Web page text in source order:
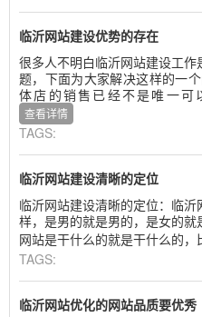
临沂网站建设优势的存在
很多人不明白临沂网站建设工
题，下面为大家解决这样的一
体店的销售已经不是唯一可
查看详情
TAGS:
临沂网站建设清晰的定位
临沂网站建设清晰的定位：临
样，是男的就是男的，是女的就
网站是干什么的就是干什么的
TAGS:
临沂网站优化的网站品质要优秀